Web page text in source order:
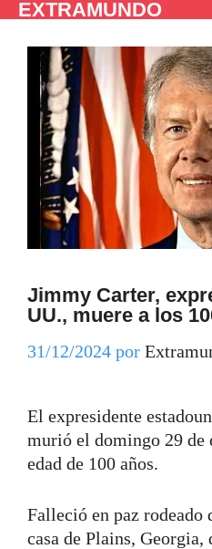
Saltar
contenido
EXTRAMUNDO
Jimmy Carter,
UU., muere a los
31/12/2024 por
El expresidente
murió el domingo 29 de
edad de 100 años.
Falleció en paz rodeado
casa de Plains, Georgia,